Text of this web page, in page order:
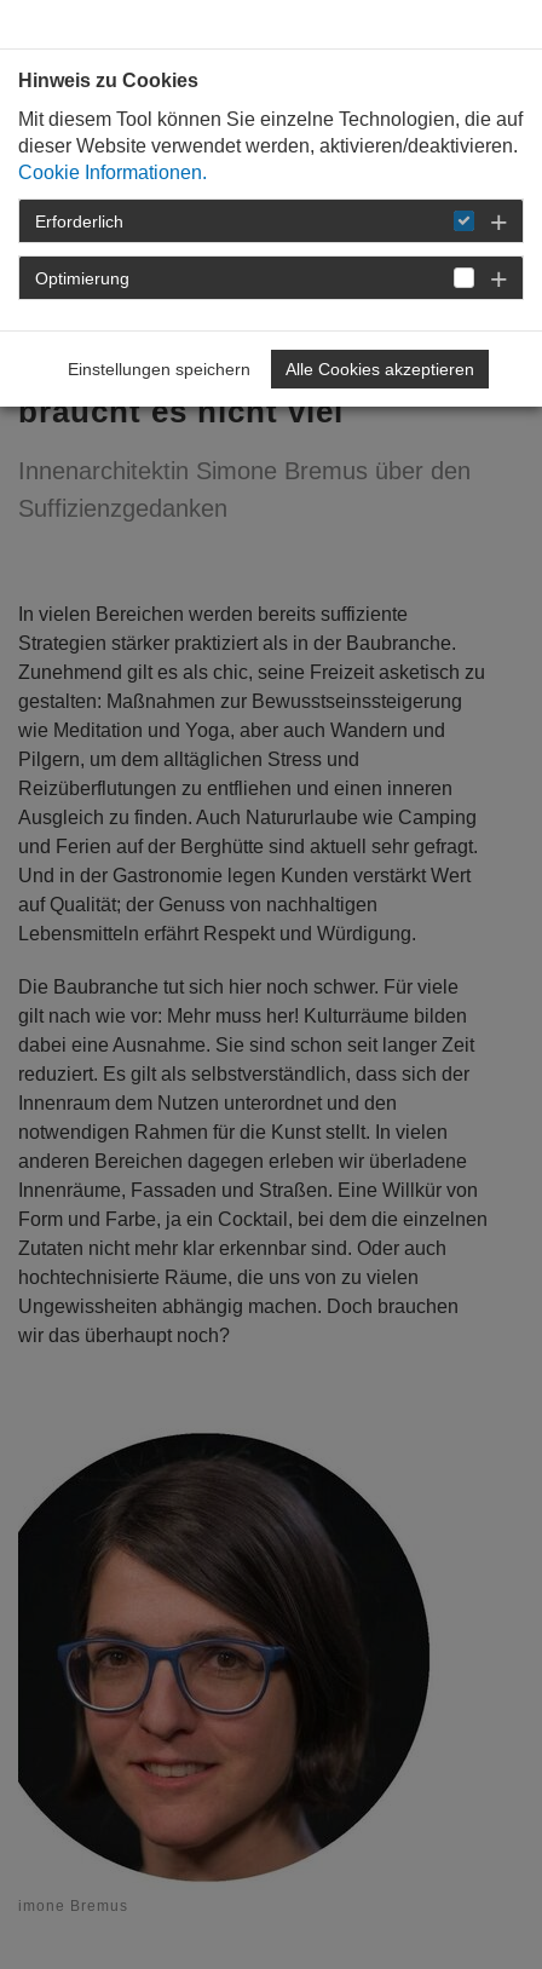
STARTSEITE
DETAIL
Um GROSS zu DENKEN
braucht es nicht viel
Innenarchitektin Simone Bremus über den
Suffizienzgedanken
In vielen Bereichen werden bereits suffiziente
Strategien stärker praktiziert als in der Baubranche.
Zunehmend gilt es als chic, seine Freizeit asketisch zu
gestalten: Maßnahmen zur Bewusstseinssteigerung
wie Meditation und Yoga, aber auch Wandern und
Pilgern, um dem alltäglichen Stress und
Reizüberflutungen zu entfliehen und einen inneren
Ausgleich zu finden. Auch Natururlaube wie Camping
und Ferien auf der Berghütte sind aktuell sehr gefragt.
Und in der Gastronomie legen Kunden verstärkt Wert
auf Qualität; der Genuss von nachhaltigen
Lebensmitteln erfährt Respekt und Würdigung.
Die Baubranche tut sich hier noch schwer. Für viele
gilt nach wie vor: Mehr muss her! Kulturräume bilden
dabei eine Ausnahme. Sie sind schon seit langer Zeit
reduziert. Es gilt als selbstverständlich, dass sich der
Innenraum dem Nutzen unterordnet und den
notwendigen Rahmen für die Kunst stellt. In vielen
anderen Bereichen dagegen erleben wir überladene
Innenräume, Fassaden und Straßen. Eine Willkür von
Form und Farbe, ja ein Cocktail, bei dem die einzelnen
Zutaten nicht mehr klar erkennbar sind. Oder auch
hochtechnisierte Räume, die uns von zu vielen
Ungewissheiten abhängig machen. Doch brauchen
wir das überhaupt noch?
Bremus
Hinweis zu Cookies
Mit diesem Tool können Sie einzelne Technologien, die auf
dieser Website verwendet werden, aktivieren/deaktivieren.
Cookie Informationen.
Erforderlich
Optimierung
Einstellungen speichern Alle Cookies akzeptieren